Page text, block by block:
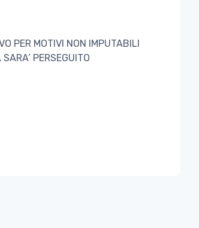
PER MOTIVI NON IMPUTABILI
PERSEGUITO